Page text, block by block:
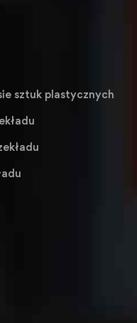
sztuk plastycznych